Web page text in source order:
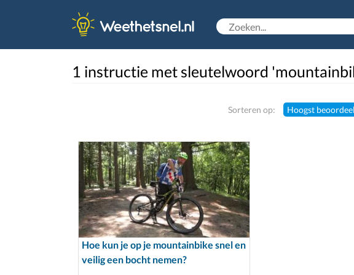
1 instructie met sleutelwoord
Sorteren op: Hoogst
Hoe kun je op je mountainbike snel en
veilig een bocht nemen?